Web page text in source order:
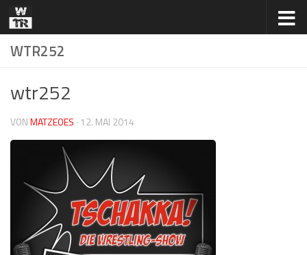
Zum Inhalt springen
WTR252
wtr252
VONMATZEOES · 12. MAI 2014